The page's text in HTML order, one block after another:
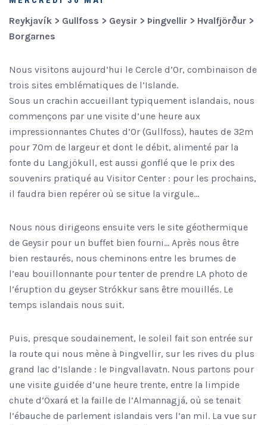
Reykjavík > Gullfoss > Geysir > Þingvellir > Hvalfjörður >
Borgarnes
Nous visitons aujourd’hui le Cercle d’Or, combinaison de
trois sites emblématiques de l’Islande.
Sous un crachin accueillant typiquement islandais, nous
commençons par une visite d’une heure aux
impressionnantes Chutes d’Or (Gullfoss), hautes de 32m
pour 70m de largeur et dont le débit, alimenté par la
fonte du Langjökull, est aussi gonflé que le prix des
souvenirs pratiqué au Visitor Center : pour les prochains,
il faudra bien repérer où se situe la virgule…
Nous nous dirigeons ensuite vers le site géothermique
de Geysir pour un buffet bien fourni… Après nous être
bien restaurés, nous cheminons entre les brumes de
l’eau bouillonnante pour tenter de prendre LA photo de
l’éruption du geyser Strókkur sans être mouillés. Le
temps islandais nous suit.
Puis, presque soudainement, le soleil fait son entrée sur
la route qui nous mène à Þingvellir, sur les rives du plus
grand lac d’Islande : le Þingvallavatn. Nous partons pour
une visite guidée d’une heure trente, entre la limpide
chute d’Öxará et la faille de l’Almannagjá, où se tenait
l’ébauche de parlement islandais vers l’an mil. La vue sur